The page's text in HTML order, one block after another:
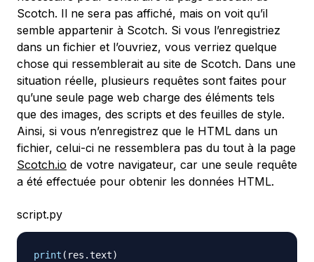
Scotch. Il ne sera pas affiché, mais on voit qu’il
semble appartenir à Scotch. Si vous l’enregistriez
dans un fichier et l’ouvriez, vous verriez quelque
chose qui ressemblerait au site de Scotch. Dans une
situation réelle, plusieurs requêtes sont faites pour
qu’une seule page web charge des éléments tels
que des images, des scripts et des feuilles de style.
Ainsi, si vous n’enregistrez que le HTML dans un
fichier, celui-ci ne ressemblera pas du tout à la page
Scotch.io de votre navigateur, car une seule requête
a été effectuée pour obtenir les données HTML.
script.py
print ( res .text)